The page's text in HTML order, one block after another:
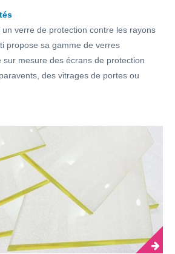
verre de protection contre les rayons
propose sa gamme de verres
sur mesure des écrans de protection
des vitrages de portes ou